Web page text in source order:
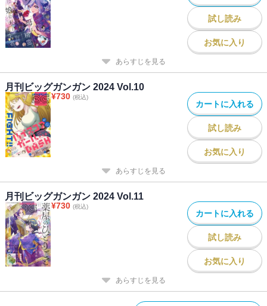
試し読み
お気に入り
あらすじを見る
月刊ビッグガンガン 2024 Vol.10
¥730 (税込)
カートに入れる
試し読み
お気に入り
あらすじを見る
月刊ビッグガンガン 2024 Vol.11
¥730 (税込)
カートに入れる
試し読み
お気に入り
あらすじを見る